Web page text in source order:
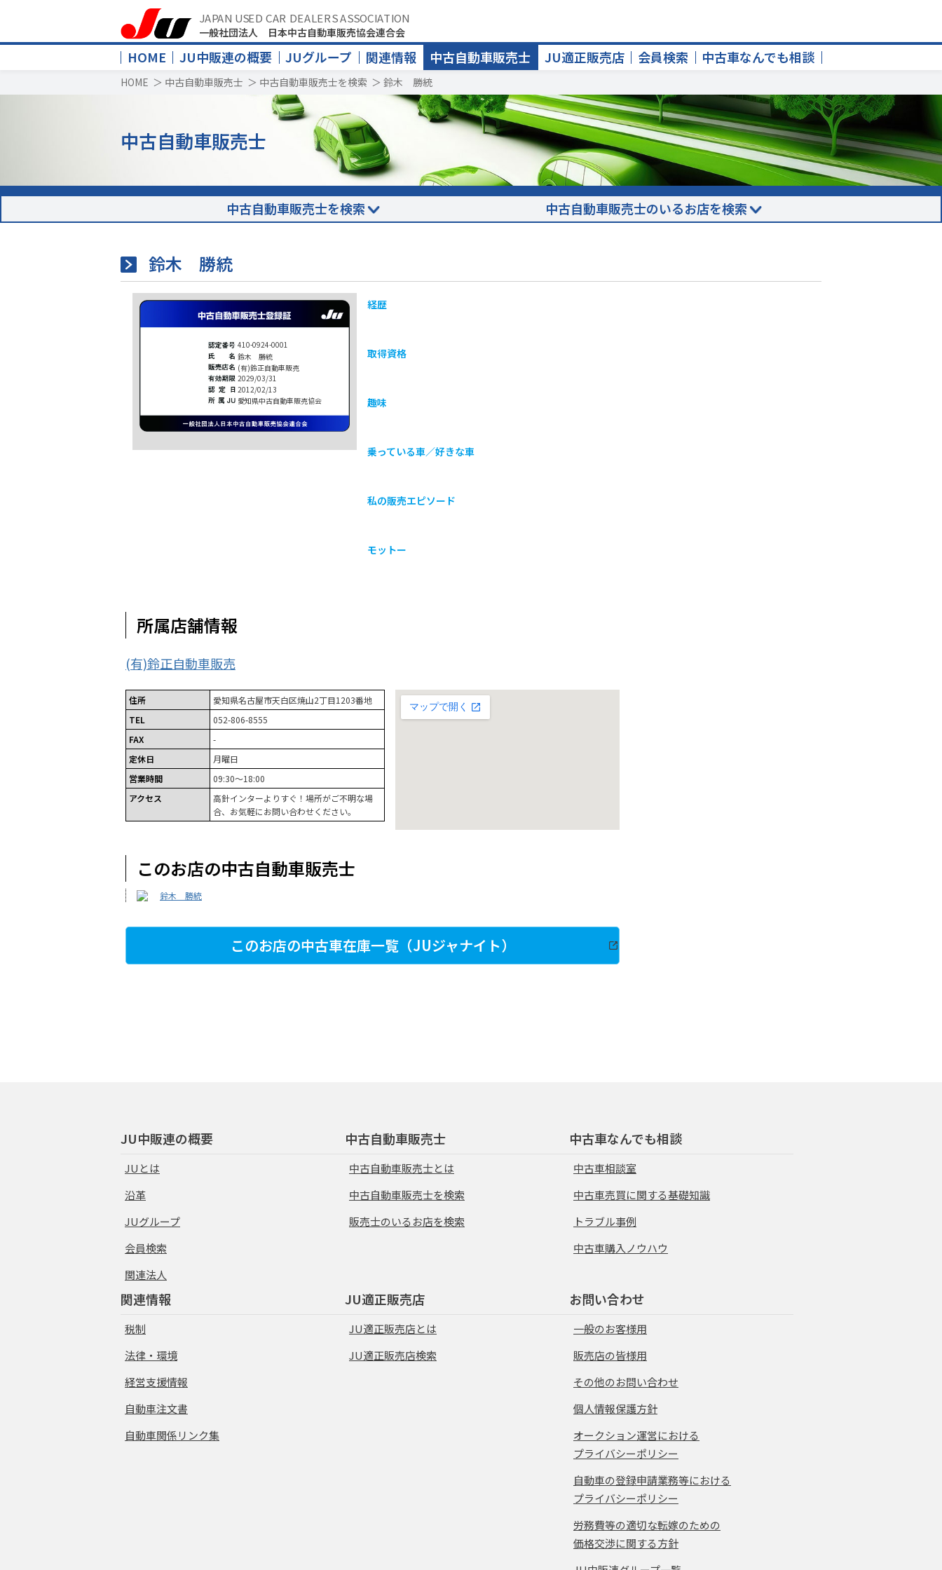
JAPAN USED CAR DEALERS ASSOCIATION
一般社団法人 日本中古自動車販売協会連合会
HOME JU中販連の概要 JUグループ 関連情報 中古自動車販売士 JU適正販売店 会員検索 中古車なんでも相談
HOME ＞ 中古自動車販売士 ＞ 中古自動車販売士を検索 ＞ 鈴木 勝統
中古自動車販売士
中古自動車販売士を検索 中古自動車販売士のいるお店を検索
鈴木 勝統
410-0924-0001
鈴木 勝統
(有)鈴正自動車販売
2029/03/31
2012/02/13
愛知県中古自動車販売協会
経歴
取得資格
趣味
乗っている車／好きな車
私の販売エピソード
モットー
所属店舗情報
(有)鈴正自動車販売
住所
愛知県名古屋市天白区焼山2丁目1203番地
TEL
052-806-8555
FAX
-
定休日
月曜日
営業時間
09:30～18:00
アクセス
高針インターよりすぐ！場所がご不明な場
合、お気軽にお問い合わせください。
このお店の中古自動車販売士
鈴木 勝統
このお店の中古車在庫一覧（JUジャナイト）
JU中販連の概要
JUとは
沿革
JUグループ
会員検索
関連法人
中古自動車販売士
中古自動車販売士とは
中古自動車販売士を検索
販売士のいるお店を検索
中古車なんでも相談
中古車相談室
中古車売買に関する基礎知識
トラブル事例
中古車購入ノウハウ
関連情報
税制
法律・環境
経営支援情報
自動車注文書
自動車関係リンク集
JU適正販売店
JU適正販売店とは
JU適正販売店検索
お問い合わせ
一般のお客様用
販売店の皆様用
その他のお問い合わせ
個人情報保護方針
オークション運営における
プライバシーポリシー
自動車の登録申請業務等における
プライバシーポリシー
労務費等の適切な転嫁のための
価格交渉に関する方針